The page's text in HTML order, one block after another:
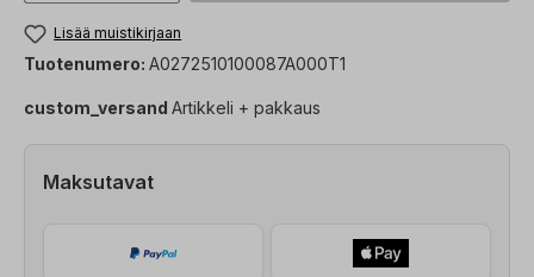
Lisää muistikirjaan
Tuotenumero: A0272510100087A000T1
custom_versand Artikkeli + pakkaus
Maksutavat